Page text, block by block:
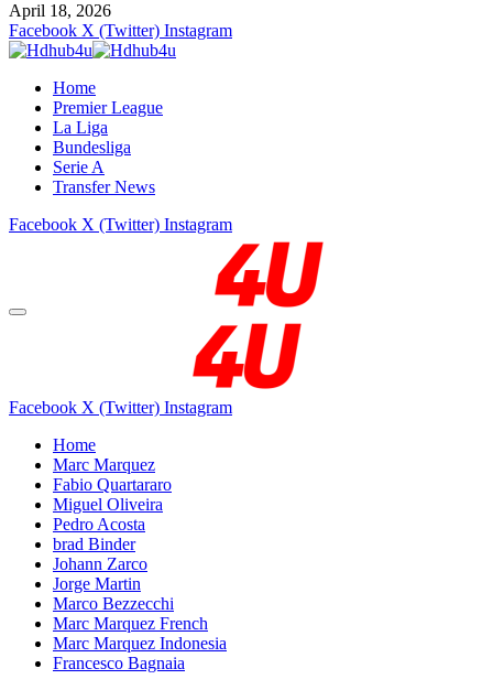
April 18, 2026
Facebook X (Twitter) Instagram
Home
Premier League
La Liga
Bundesliga
Serie A
Transfer News
Facebook X (Twitter) Instagram
Facebook X (Twitter) Instagram
Home
Marc Marquez
Fabio Quartararo
Miguel Oliveira
Pedro Acosta
brad Binder
Johann Zarco
Jorge Martin
Marco Bezzecchi
Marc Marquez French
Marc Marquez Indonesia
Francesco Bagnaia